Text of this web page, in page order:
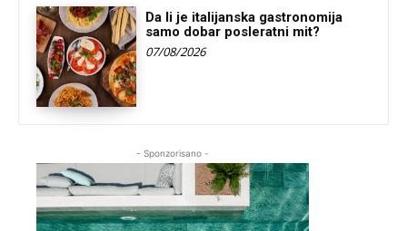
Da li je italijanska gastronomija
samo dobar posleratni mit?
07/08/2026
- Sponzorisano -